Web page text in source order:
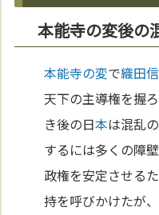
本能寺の変後の
本能寺の変で織田
天下の主導権を握
き後の日本は混乱
するには多くの障
政権を安定させる
持を呼びかけたが